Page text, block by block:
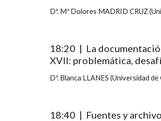
Dª. Mª Dolores MADRID CRUZ
18:20  |  La
XVII: problemática,
Dª. Blanca LLANES (Universidad
18:40  |  Fuentes y